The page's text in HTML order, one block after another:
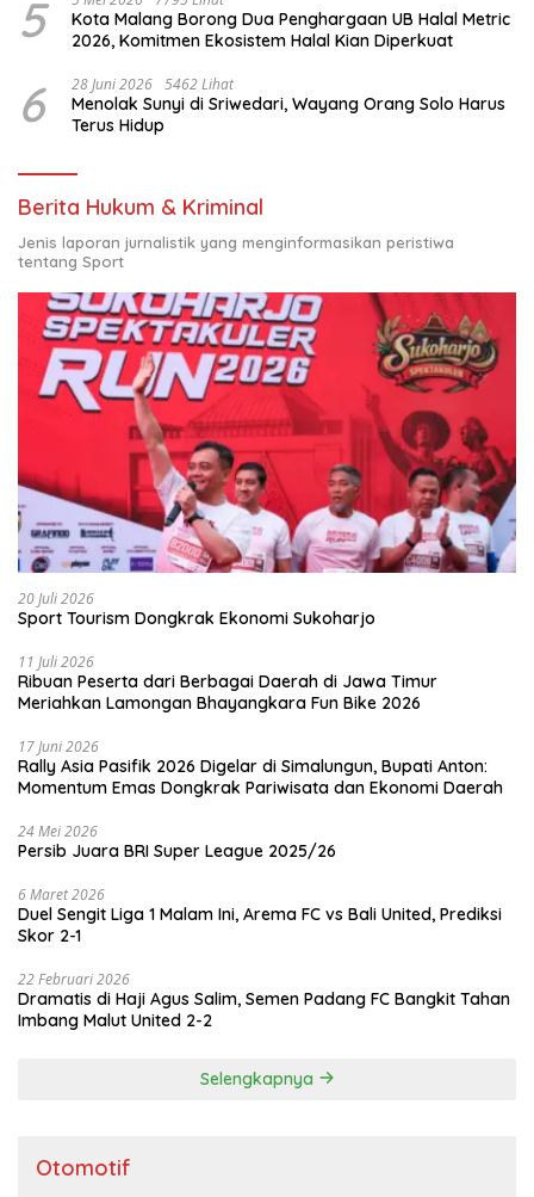
5
Kota Malang Borong Dua Penghargaan UB Halal Metric
2026, Komitmen Ekosistem Halal Kian Diperkuat
6 28 Juni 2026 5462 Lihat
Menolak Sunyi di Sriwedari, Wayang Orang Solo Harus
Terus Hidup
Berita Hukum & Kriminal
Jenis laporan jurnalistik yang menginformasikan peristiwa
tentang Sport
20 Juli 2026
Sport Tourism Dongkrak Ekonomi Sukoharjo
11 Juli 2026
Ribuan Peserta dari Berbagai Daerah di Jawa Timur
Meriahkan Lamongan Bhayangkara Fun Bike 2026
17 Juni 2026
Rally Asia Pasifik 2026 Digelar di Simalungun, Bupati Anton:
Momentum Emas Dongkrak Pariwisata dan Ekonomi Daerah
24 Mei 2026
Persib Juara BRI Super League 2025/26
6 Maret 2026
Duel Sengit Liga 1 Malam Ini, Arema FC vs Bali United, Prediksi
Skor 2-1
22 Februari 2026
Dramatis di Haji Agus Salim, Semen Padang FC Bangkit Tahan
Imbang Malut United 2-2
Selengkapnya
Otomotif